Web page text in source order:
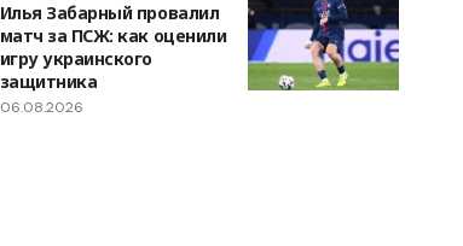
Илья Забарный провалил
матч за ПСЖ: как оценили
игру украинского
защитника
06.08.2026